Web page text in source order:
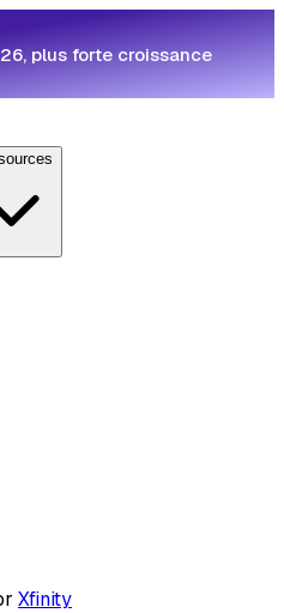
plus forte croissance
Xfinity